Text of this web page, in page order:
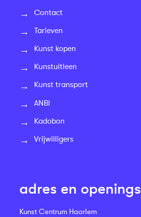
Contact
Tarieven
Kunst kopen
Kunstuitleen
Kunst transport
ANBI
Kadobon
Vrijwilligers
adres en
Kunst Centrum Haarlem